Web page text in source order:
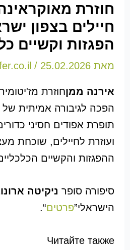
חוזרת
חיילים בצפון
הפגזות וקשיים
מאת / 25.02.2026
אירנה ממןחוזרת
הפכה לגיבורה אמיתית של
תופרת אפודים חסיני
ועוזרת לחיילים, שוכחת
ההפגזות והקשיים
סיפורה סופר ניקיטה
הישראלי”פרטים“.
Читайте также